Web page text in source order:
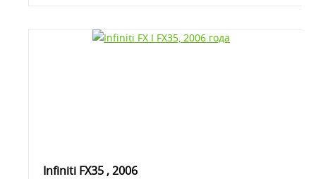
Infiniti FX35 , 2006